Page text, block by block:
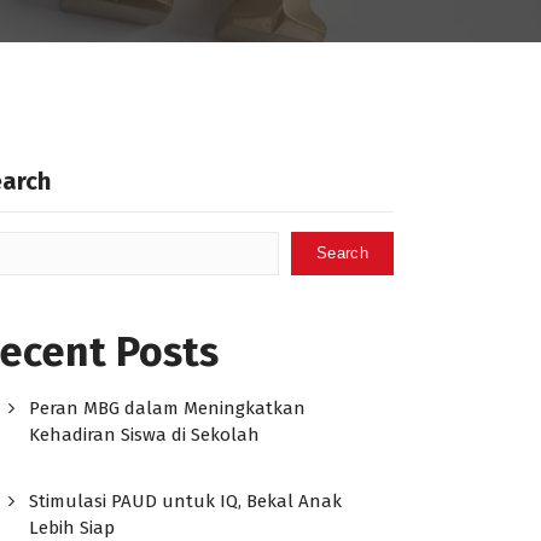
Search
Posts
Peran MBG dalam Meningkatkan
Kehadiran Siswa di Sekolah
Stimulasi PAUD untuk IQ, Bekal Anak
Lebih Siap